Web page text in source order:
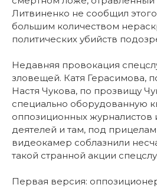
Литвиненко не сообщил
большим количеством
политических убийств
Недавняя провокация
зловещей. Катя Герасимова,
Настя Чукова, по прозвищу
специально оборудованную
оппозиционных журналистов
деятелей и там, под
видеокамер соблазнили
такой странной акции
Первая версия: